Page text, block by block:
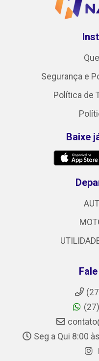
Segurança e
Política de
Baixe
Seg a Qui 8:00